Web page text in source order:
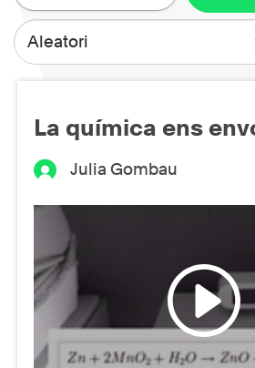
Aleatori
La química ens
Julia Gombau